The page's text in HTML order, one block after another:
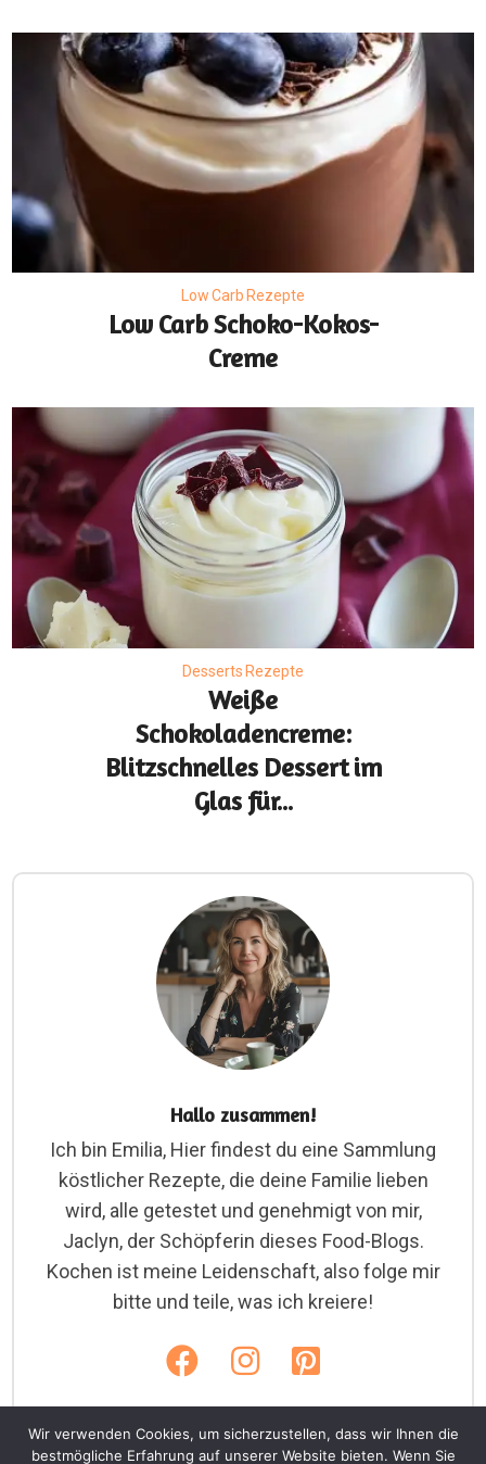
Low Carb Rezepte
Low Carb Schoko-Kokos-
Creme
Desserts Rezepte
Weiße
Schokoladencreme:
Blitzschnelles Dessert im
Glas für...
Hallo zusammen!
Ich bin Emilia, Hier findest du eine Sammlung
köstlicher Rezepte, die deine Familie lieben
wird, alle getestet und genehmigt von mir,
Jaclyn, der Schöpferin dieses Food-Blogs.
Kochen ist meine Leidenschaft, also folge mir
bitte und teile, was ich kreiere!
Wir verwenden Cookies, um sicherzustellen, dass wir Ihnen die
bestmögliche Erfahrung auf unserer Website bieten. Wenn Sie